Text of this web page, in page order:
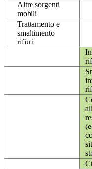
Altre sorgenti
mobili
Trattamento e
smaltimento
rifiuti